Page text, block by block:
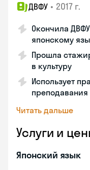
ДВФУ • 2017 г.
Окончила
японскому
Прошла
в культуру
Использует
преподавания
Читать дальше
Услуги и
Японский язык